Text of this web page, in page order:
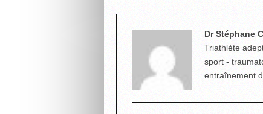
Dr Stéphane
Triathlète
sport -
entraînement